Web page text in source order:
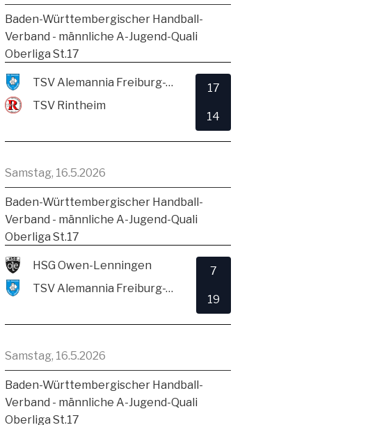
Baden-Württembergischer Handball-
Verband - männliche A-Jugend-Quali
Oberliga St.17
TSV Alemannia Freiburg-Zähringen
TSV Rintheim
17
14
Samstag, 16.5.2026
Baden-Württembergischer Handball-
Verband - männliche A-Jugend-Quali
Oberliga St.17
HSG Owen-Lenningen
TSV Alemannia Freiburg-Zähringen
7
19
Samstag, 16.5.2026
Baden-Württembergischer Handball-
Verband - männliche A-Jugend-Quali
Oberliga St.17